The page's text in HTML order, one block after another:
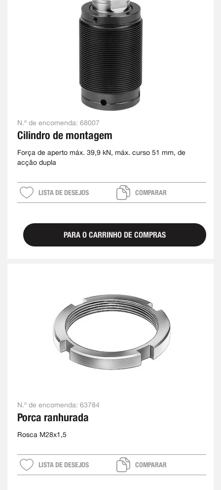
N.º de encomenda: 68007
Cilindro de montagem
Força de aperto máx. 39,9 kN, máx. curso 51 mm, de
acção dupla
LISTA DE DESEJOS COMPARAR
PARA O CARRINHO DE COMPRAS
N.º de encomenda: 63784
Porca ranhurada
Rosca M28x1,5
LISTA DE DESEJOS COMPARAR